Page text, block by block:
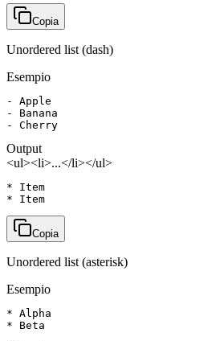
Copia
Unordered list (dash)
Esempio
- Apple
- Banana
- Cherry
Output
<ul><li>...</li></ul>
* Item
* Item
Copia
Unordered list (asterisk)
Esempio
* Alpha
* Beta